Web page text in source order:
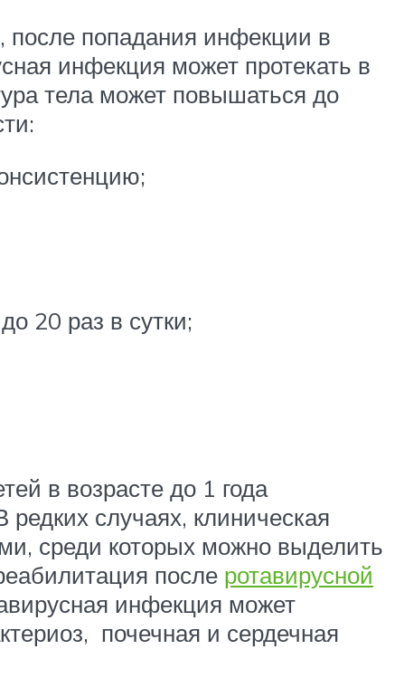
после попадания инфекции в
инфекция может протекать в
тела может повышаться до
20 раз в сутки;
в возрасте до 1 года
случаях, клиническая
среди которых можно выделить
после ротавирусной
инфекция может
почечная и сердечная